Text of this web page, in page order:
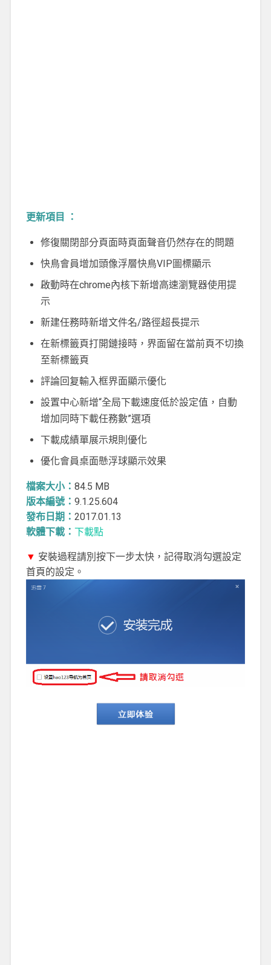
更新項目 ：
修復關閉部分頁面時頁面聲音仍然存在的問題
快鳥會員增加頭像浮層快鳥VIP圖標顯示
啟動時在chrome內核下新增高速瀏覽器使用提
示
新建任務時新增文件名/路徑超長提示
在新標籤頁打開鏈接時，界面留在當前頁不切換
至新標籤頁
評論回复輸入框界面顯示優化
設置中心新增“全局下載速度低於設定值，自動
增加同時下載任務數”選項
下載成績單展示規則優化
優化會員桌面懸浮球顯示效果
檔案大小： 84.5 MB
版本編號： 9.1.25.604
發布日期： 2017.01.13
軟體下載： 下載點
▼ 安裝過程請別按下一步太快，記得取消勾選設定
首頁的設定。